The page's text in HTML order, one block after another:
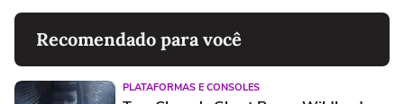
Recomendado para você
PLATAFORMAS E CONSOLES